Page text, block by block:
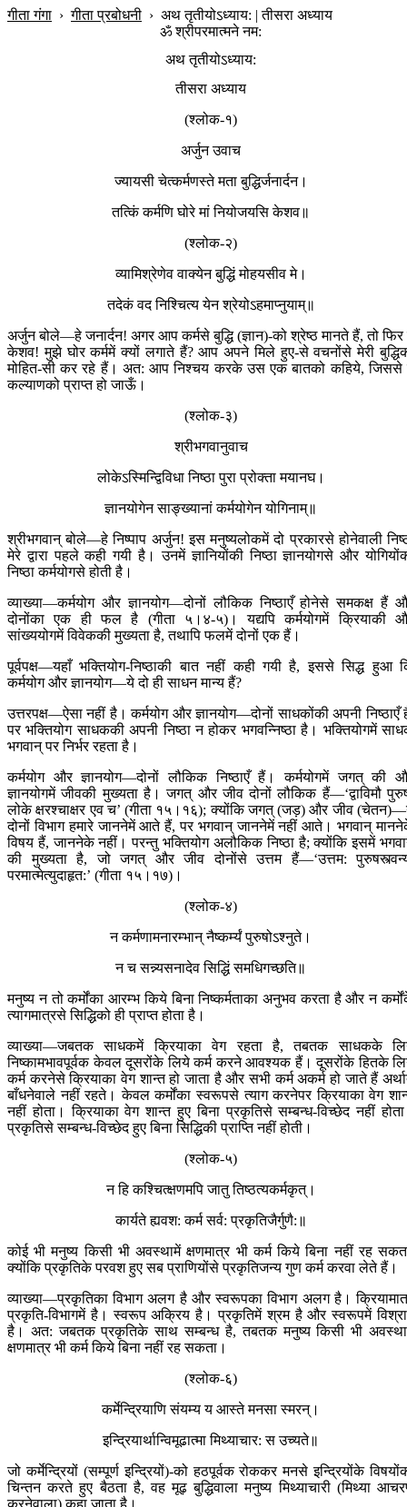
गीता गंगा ›गीता प्रबोधनी › अथ तृतीयोऽध्याय: | तीसरा अध्याय
ॐ श्रीपरमात्मने नम:
अथ तृतीयोऽध्याय:
तीसरा अध्याय
(श्लोक-१)
अर्जुन उवाच
ज्यायसी चेत्कर्मणस्ते मता बुद्धिर्जनार्दन।
तत्किं कर्मणि घोरे मां नियोजयसि केशव॥
(श्लोक-२)
व्यामिश्रेणेव वाक्येन बुद्धिं मोहयसीव मे।
तदेकं वद निश्चित्य येन श्रेयोऽहमाप्नुयाम्॥
अर्जुन बोले—हे जनार्दन! अगर आप कर्मसे बुद्धि (ज्ञान)-को श्रेष्ठ मानते हैं, तो फिर
केशव! मुझे घोर कर्ममें क्यों लगाते हैं? आप अपने मिले हुए-से वचनोंसे मेरी
मोहित-सी कर रहे हैं। अत: आप निश्चय करके उस एक बातको कहिये, जिससे
कल्याणको प्राप्त हो जाऊँ।
(श्लोक-३)
श्रीभगवानुवाच
लोकेऽस्मिन्द्विविधा निष्ठा पुरा प्रोक्ता मयानघ।
ज्ञानयोगेन साङ्ख्यानां कर्मयोगेन योगिनाम्॥
श्रीभगवान् बोले—हे निष्पाप अर्जुन! इस मनुष्यलोकमें दो प्रकारसे होनेवाली
मेरे द्वारा पहले कही गयी है। उनमें ज्ञानियोंकी निष्ठा ज्ञानयोगसे और
निष्ठा कर्मयोगसे होती है।
व्याख्या—कर्मयोग और ज्ञानयोग—दोनों लौकिक निष्ठाएँ होनेसे समकक्ष हैं
दोनोंका एक ही फल है (गीता ५।४-५)। यद्यपि कर्मयोगमें क्रियाकी
सांख्ययोगमें विवेककी मुख्यता है, तथापि फलमें दोनों एक हैं।
पूर्वपक्ष—यहाँ भक्तियोग-निष्ठाकी बात नहीं कही गयी है, इससे सिद्ध हुआ
कर्मयोग और ज्ञानयोग—ये दो ही साधन मान्य हैं?
उत्तरपक्ष—ऐसा नहीं है। कर्मयोग और ज्ञानयोग—दोनों साधकोंकी अपनी निष्ठाएँ
पर भक्तियोग साधककी अपनी निष्ठा न होकर भगवन्निष्ठा है। भक्तियोगमें
भगवान् पर निर्भर रहता है।
कर्मयोग और ज्ञानयोग—दोनों लौकिक निष्ठाएँ हैं। कर्मयोगमें जगत् की
ज्ञानयोगमें जीवकी मुख्यता है। जगत् और जीव दोनों लौकिक हैं—‘द्वाविमौ
लोके क्षरश्चाक्षर एव च’ (गीता १५।१६); क्योंकि जगत् (जड़) और जीव
दोनों विभाग हमारे जाननेमें आते हैं, पर भगवान् जाननेमें नहीं आते। भगवान्
विषय हैं, जाननेके नहीं। परन्तु भक्तियोग अलौकिक निष्ठा है; क्योंकि इसमें
की मुख्यता है, जो जगत् और जीव दोनोंसे उत्तम हैं—‘उत्तम:
परमात्मेत्युदाहृत:’ (गीता १५।१७)।
(श्लोक-४)
न कर्मणामनारम्भा‍न् नैष्कर्म्यं पुरुषोऽश्नुते।
न च सन्न्यसनादेव सिद्धिं समधिगच्छति॥
मनुष्य न तो कर्मोंका आरम्भ किये बिना निष्कर्मताका अनुभव करता है और न
त्यागमात्रसे सिद्धिको ही प्राप्त होता है।
व्याख्या—जबतक साधकमें क्रियाका वेग रहता है, तबतक साधकके
निष्कामभावपूर्वक केवल दूसरोंके लिये कर्म करने आवश्यक हैं। दूसरोंके हितके
कर्म करनेसे क्रियाका वेग शान्त हो जाता है और सभी कर्म अकर्म हो जाते हैं
बाँधनेवाले नहीं रहते। केवल कर्मोंका स्वरूपसे त्याग करनेपर क्रियाका वेग
नहीं होता। क्रियाका वेग शान्त हुए बिना प्रकृतिसे सम्बन्ध-विच्छेद नहीं
प्रकृतिसे सम्बन्ध-विच्छेद हुए बिना सिद्धिकी प्राप्ति नहीं होती।
(श्लोक-५)
न हि कश्चित्क्षणमपि जातु तिष्ठत्यकर्मकृत्।
कार्यते ह्यवश: कर्म सर्व: प्रकृतिजैर्गुणै:॥
कोई भी मनुष्य किसी भी अवस्थामें क्षणमात्र भी कर्म किये बिना नहीं रह
क्योंकि प्रकृतिके परवश हुए सब प्राणियोंसे प्रकृतिजन्य गुण कर्म करवा लेते हैं।
व्याख्या—प्रकृतिका विभाग अलग है और स्वरूपका विभाग अलग है।
प्रकृति-विभागमें है। स्वरूप अक्रिय है। प्रकृतिमें श्रम है और स्वरूपमें
है। अत: जबतक प्रकृतिके साथ सम्बन्ध है, तबतक मनुष्य किसी भी
क्षणमात्र भी कर्म किये बिना नहीं रह सकता।
(श्लोक-६)
कर्मेन्द्रियाणि संयम्य य आस्ते मनसा स्मरन्।
इन्द्रियार्थान्विमूढात्मा मिथ्याचार: स उच्यते॥
जो कर्मेन्द्रियों (सम्पूर्ण इन्द्रियों)-को हठपूर्वक रोककर मनसे इन्द्रियोंके
चिन्तन करते हुए बैठता है, वह मूढ़ बुद्धिवाला मनुष्य मिथ्याचारी (मिथ्या
करनेवाला) कहा जाता है।